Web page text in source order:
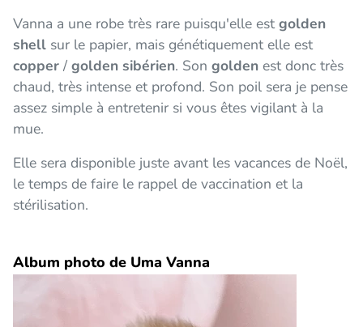
Vanna a une robe très rare puisqu'elle estgolden
shell sur le papier, mais génétiquement elle est
copper / golden sibérien. Son golden est donc très
chaud, très intense et profond. Son poil sera je pense
assez simple à entretenir si vous êtes vigilant à la
mue.
Elle sera disponible juste avant les vacances de Noël,
le temps de faire le rappel de vaccination et la
stérilisation.
Album photo de Uma Vanna